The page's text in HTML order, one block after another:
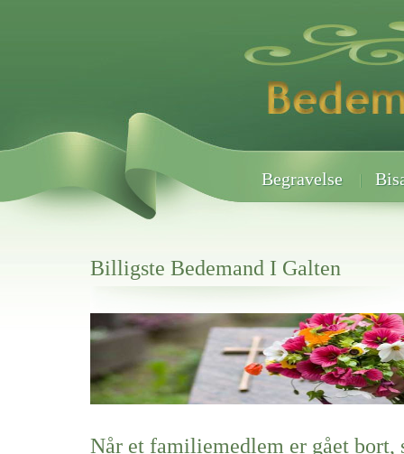
Begravelse
Billigste Bedemand I Galten
Her hos os får du altid en god afslutning når det gælder
Billigste Bedemand I Galten
vi hjælper i alle faser af begravelsel
Når et familiemedlem er gået bort,